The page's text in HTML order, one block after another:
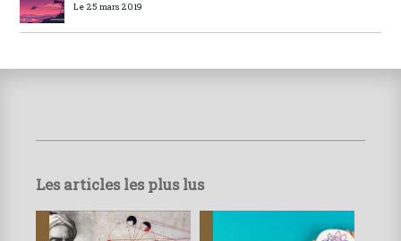
Le 25 mars 2019
Les articles les plus lus